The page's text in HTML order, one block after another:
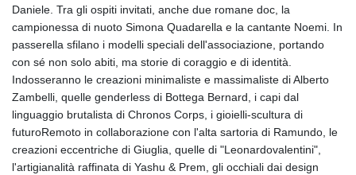
Daniele. Tra gli ospiti invitati, anche due romane doc, la
campionessa di nuoto Simona Quadarella e la cantante Noemi. In
passerella sfilano i modelli speciali dell'associazione, portando
con sé non solo abiti, ma storie di coraggio e di identità.
Indosseranno le creazioni minimaliste e massimaliste di Alberto
Zambelli, quelle genderless di Bottega Bernard, i capi dal
linguaggio brutalista di Chronos Corps, i gioielli-scultura di
futuroRemoto in collaborazione con l'alta sartoria di Ramundo, le
creazioni eccentriche di Giuglia, quelle di "Leonardovalentini",
l'artigianalità raffinata di Yashu & Prem, gli occhiali dai design